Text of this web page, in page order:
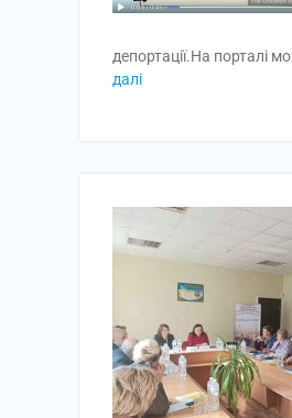
депортації.На порталі
далі